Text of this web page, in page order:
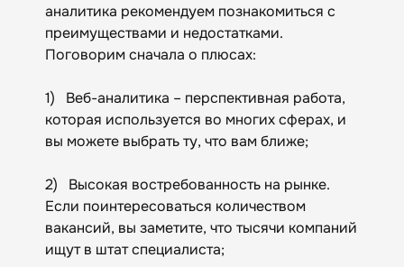
аналитика рекомендуем познакомиться с
преимуществами и недостатками.
Поговорим сначала о плюсах:
1) Веб-аналитика – перспективная работа,
которая используется во многих сферах, и
вы можете выбрать ту, что вам ближе;
2) Высокая востребованность на рынке.
Если поинтересоваться количеством
вакансий, вы заметите, что тысячи компаний
ищут в штат специалиста;